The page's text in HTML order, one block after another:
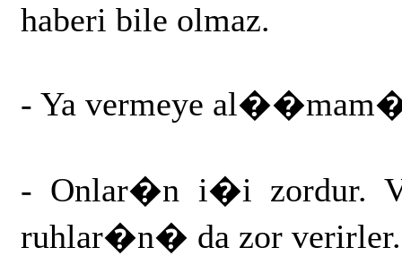
haberi bile olmaz.
- Ya vermeye
- Onlar�n i�i zordur.
ruhlar�n� da zor verirler.